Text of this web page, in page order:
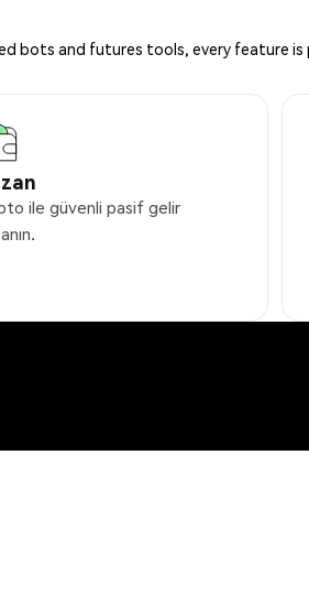
bots and futures tools, every feature
ile güvenli pasif gelir